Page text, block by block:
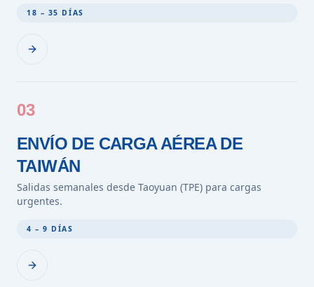
18 – 35 DÍAS
03
ENVÍO DE CARGA AÉREA DE
TAIWÁN
Salidas semanales desde Taoyuan (TPE) para cargas
urgentes.
4 – 9 DÍAS